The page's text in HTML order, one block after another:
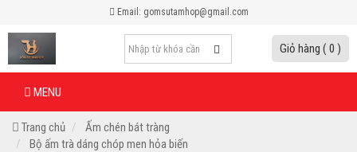
Email: gomsutamhop@gmail.com
Giỏ hàng ( 0 )
MENU
Trang chủ
Ấm chén bát tràng
Bộ ấm trà dáng chóp men hỏa biến